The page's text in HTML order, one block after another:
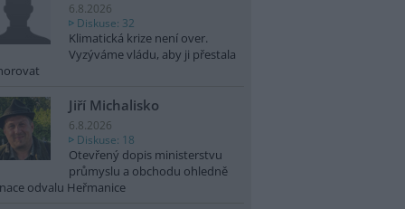
6.8.2026
Diskuse: 32
Klimatická krize není over.
Vyzýváme vládu, aby ji přestala
Jiří Michalisko
6.8.2026
Diskuse: 18
Otevřený dopis ministerstvu
průmyslu a obchodu ohledně
odvalu Heřmanice